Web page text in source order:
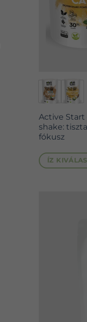
Active Start
shake:
fókusz
ÍZ
Ennek
több
variációja
A
változatok